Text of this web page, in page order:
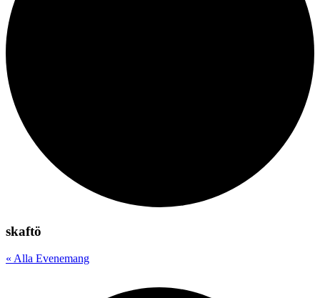
skaftö
« Alla Evenemang